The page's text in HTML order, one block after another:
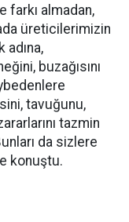
farkı almadan,
üreticilerimizin
adına,
buzağısını
tavuğunu,
tazmin
da sizlere
konuştu.